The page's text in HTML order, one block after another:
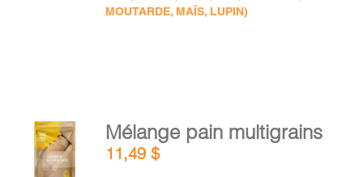
MOUTARDE, MAÏS, LUPIN)
AJOUTER
AU
PANIER
Mélange pain multigrains
11,49$